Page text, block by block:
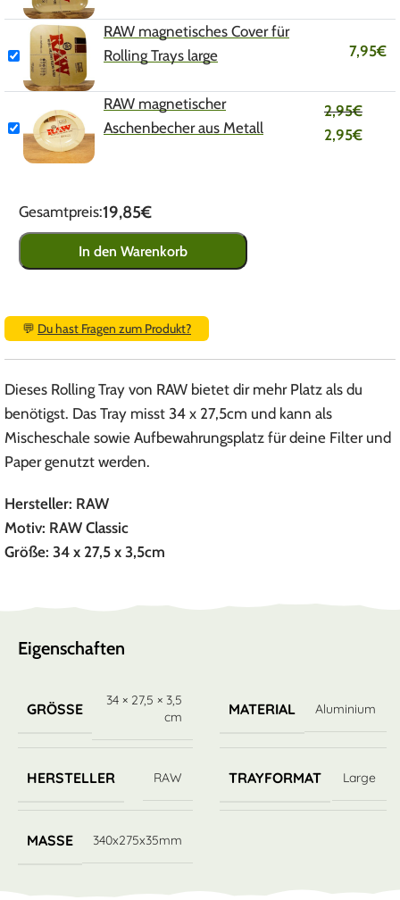
RAW magnetisches Cover für
Rolling Trays large
7,95€
RAW magnetischer
Aschenbecher aus Metall
2,95€
2,95€
Gesamtpreis:19,85€
In den Warenkorb
💬 Du hast Fragen zum Produkt?
Dieses Rolling Tray von RAW bietet dir mehr Platz als du
benötigst. Das Tray misst 34 x 27,5cm und kann als
Mischeschale sowie Aufbewahrungsplatz für deine Filter und
Paper genutzt werden.
Hersteller: RAW
Motiv: RAW Classic
Größe: 34 x 27,5 x 3,5cm
Eigenschaften
GRÖSSE
34 × 27,5 × 3,5
cm
MATERIAL Aluminium
HERSTELLER RAW TRAYFORMAT Large
MASSE 340x275x35mm